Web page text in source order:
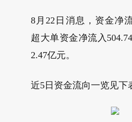
8月22日消息，资金净
超大单资金净流入
2.47亿元。
近5日资金流向一览见下